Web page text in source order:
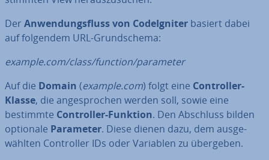
Der An­wen­dungs­fluss von Cod­e­Ig­ni­ter basiert dabei
auf folgendem URL-Grund­sche­ma:
example.com/class/function/parameter
Auf die Domain (example.com) folgt eine Con­trol­ler-
Klasse, die an­ge­spro­chen werden soll, sowie eine
bestimmte Con­trol­ler-Funktion. Den Abschluss bilden
optionale Parameter. Diese dienen dazu, dem aus­ge­
wähl­ten Con­trol­ler IDs oder Variablen zu übergeben.